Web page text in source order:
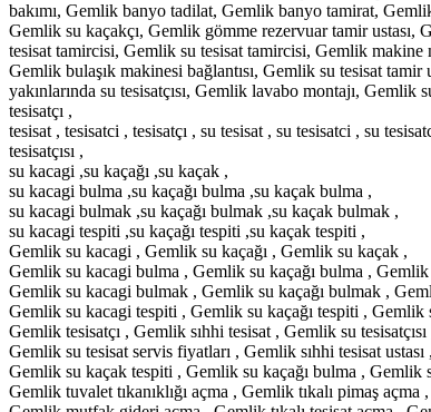
bakımı, Gemlik banyo tadilat, Gemlik banyo tamirat, Gemlik
Gemlik su kaçakçı, Gemlik gömme rezervuar tamir
tesisat tamircisi, Gemlik su tesisat tamircisi, Gemlik makine
Gemlik bulaşık makinesi bağlantısı, Gemlik su tesisat
yakınlarında su tesisatçısı, Gemlik lavabo montajı,
tesisatçı ,
tesisat , tesisatci , tesisatçı , su tesisat , su tesisatci , su
tesisatçısı ,
su kacagi ,su kaçağı ,su kaçak ,
su kacagi bulma ,su kaçağı bulma ,su kaçak bulma ,
su kacagi bulmak ,su kaçağı bulmak ,su kaçak bulmak ,
su kacagi tespiti ,su kaçağı tespiti ,su kaçak tespiti ,
Gemlik su kacagi , Gemlik su kaçağı , Gemlik su kaçak ,
Gemlik su kacagi bulma , Gemlik su kaçağı bulma ,
Gemlik su kacagi bulmak , Gemlik su kaçağı bulmak ,
Gemlik su kacagi tespiti , Gemlik su kaçağı tespiti , Gemlik
Gemlik tesisatçı , Gemlik sıhhi tesisat , Gemlik su
Gemlik su tesisat servis fiyatları , Gemlik sıhhi tesisat
Gemlik su kaçak tespiti , Gemlik su kaçağı bulma , Gemlik
Gemlik tuvalet tıkanıklığı açma , Gemlik tıkalı pimaş